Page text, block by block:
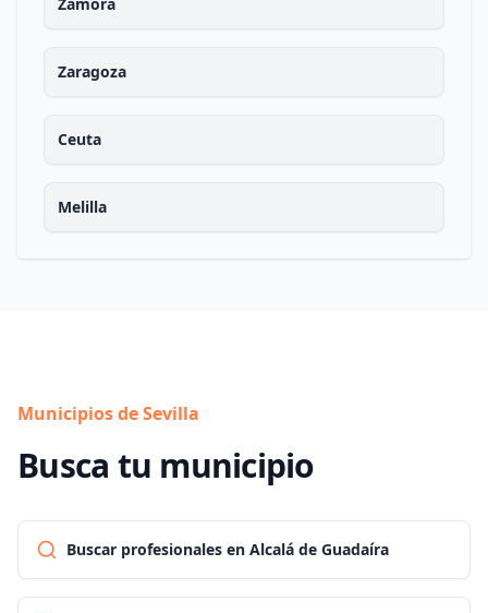
Zaragoza
Ceuta
Melilla
Municipios de Sevilla
Busca tu municipio
Buscar profesionales en Alcalá de Guadaíra